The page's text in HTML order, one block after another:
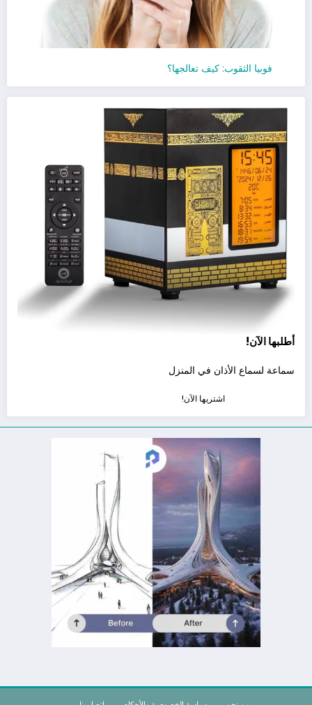
فوبيا الثقوب: كيف تعالجها؟
أطلبها الآن!
سماعة لسماع الأذان في المنزل
اشتريها الآن!